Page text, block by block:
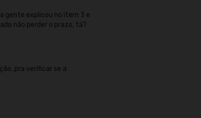
gente explicou no item 3 e
não perder o prazo, tá?
pra verificar se a